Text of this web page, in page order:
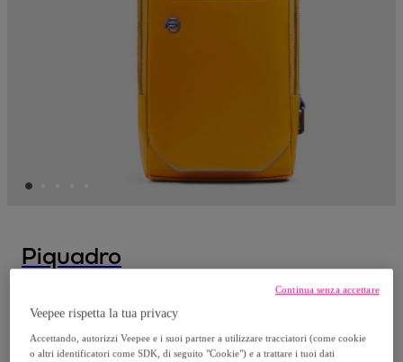
Piquadro
personalizzabile in pelle porta iPad®mini
Modello: TU
Veepee rispetta la tua privacy
Accettando, autorizzi Veepee e i suoi partner a utilizzare tracciatori (come cookie
o altri identificatori come SDK, di seguito "Cookie") e a trattare i tuoi dati
Continua senza accettare